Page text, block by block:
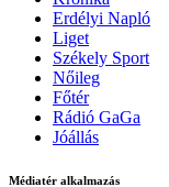
Erdélyi Napló
Liget
Székely Sport
Nőileg
Főtér
Rádió GaGa
Jóállás
Médiatér alkalmazás